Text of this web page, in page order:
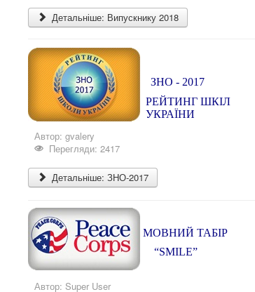
Детальніше: Випускнику 2018
ЗНО - 2017
РЕЙТИНГ ШКІЛ
УКРАЇНИ
Автор: gvalery
Перегляди: 2417
Детальніше: ЗНО-2017
МОВНИЙ ТАБІР
“SMILE”
Автор: Super User